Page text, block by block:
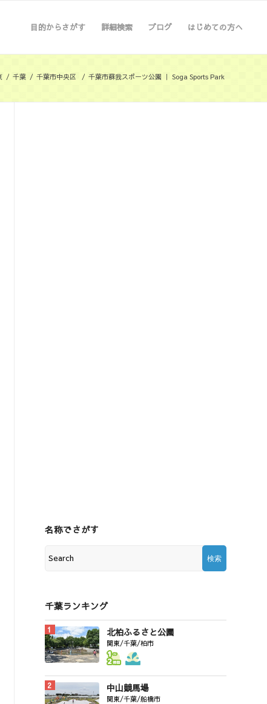
目的からさがす 詳細検索 ブログ はじめての方へ
/ 千葉 / 千葉市中央区 / 千葉市蘇我スポーツ公園 ｜ Soga Sports Park
名称でさがす
千葉ランキング
北柏ふるさと公園
関東/千葉/柏市
中山競馬場
関東/千葉/船橋市